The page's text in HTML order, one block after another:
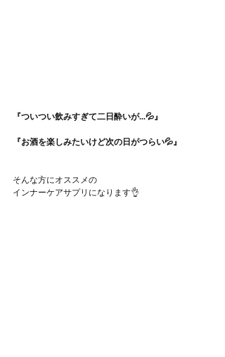
『ついつい飲みすぎて二日酔いが...💦』
『お酒を楽しみたいけど次の日がつらい💦』
そんな方にオススメの
インナーケアサプリになります👌